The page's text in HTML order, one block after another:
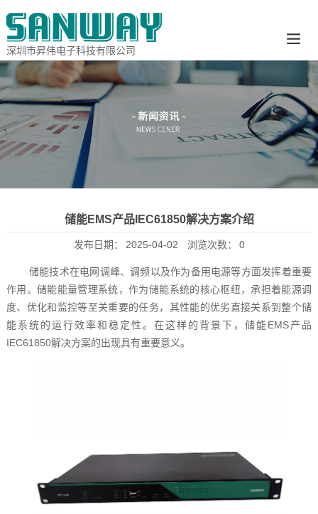
深圳市昇伟电子科技有限公司
储能EMS产品IEC61850解决方案介绍
发布日期： 2025-04-02 浏览次数： 0
储能技术在电网调峰、调频以及作为备用电源等方面发挥着重要
作用。储能能量管理系统，作为储能系统的核心枢纽，承担着能源调
度、优化和监控等至关重要的任务，其性能的优劣直接关系到整个储
能系统的运行效率和稳定性。在这样的背景下，储能EMS产品
IEC61850解决方案的出现具有重要意义。